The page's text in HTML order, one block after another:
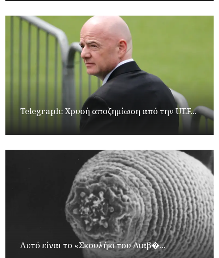
Telegraph: Χρυσή αποζημίωση από την UEF...
Αυτό είναι το «Σκουλήκι του Διαβ�...